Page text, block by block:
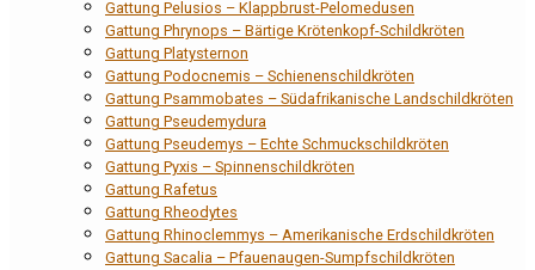
Gattung Pelusios – Klappbrust-Pelomedusen
Gattung Phrynops – Bärtige Krötenkopf-Schildkröten
Gattung Platysternon
Gattung Podocnemis – Schienenschildkröten
Gattung Psammobates – Südafrikanische Landschildkröten
Gattung Pseudemydura
Gattung Pseudemys – Echte Schmuckschildkröten
Gattung Pyxis – Spinnenschildkröten
Gattung Rafetus
Gattung Rheodytes
Gattung Rhinoclemmys – Amerikanische Erdschildkröten
Gattung Sacalia – Pfauenaugen-Sumpfschildkröten